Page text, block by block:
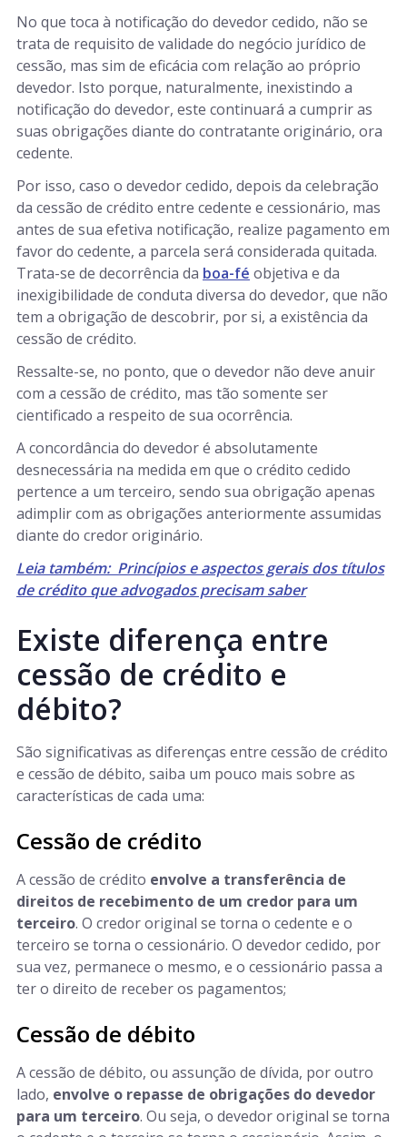
No que toca à notificação do devedor cedido, não se
trata de requisito de validade do negócio jurídico de
cessão, mas sim de eficácia com relação ao próprio
devedor. Isto porque, naturalmente, inexistindo a
notificação do devedor, este continuará a cumprir as
suas obrigações diante do contratante originário, ora
cedente.
Por isso, caso o devedor cedido, depois da celebração
da cessão de crédito entre cedente e cessionário, mas
antes de sua efetiva notificação, realize pagamento em
favor do cedente, a parcela será considerada quitada.
Trata-se de decorrência da boa-fé objetiva e da
inexigibilidade de conduta diversa do devedor, que não
tem a obrigação de descobrir, por si, a existência da
cessão de crédito.
Ressalte-se, no ponto, que o devedor não deve anuir
com a cessão de crédito, mas tão somente ser
cientificado a respeito de sua ocorrência.
A concordância do devedor é absolutamente
desnecessária na medida em que o crédito cedido
pertence a um terceiro, sendo sua obrigação apenas
adimplir com as obrigações anteriormente assumidas
diante do credor originário.
Leia também: Princípios e aspectos gerais dos títulos
de crédito que advogados precisam saber
Existe diferença entre
cessão de crédito e
débito?
São significativas as diferenças entre cessão de crédito
e cessão de débito, saiba um pouco mais sobre as
características de cada uma:
Cessão de crédito
A cessão de crédito envolve a transferência de
direitos de recebimento de um credor para um
terceiro. O credor original se torna o cedente e o
terceiro se torna o cessionário. O devedor cedido, por
sua vez, permanece o mesmo, e o cessionário passa a
ter o direito de receber os pagamentos;
Cessão de débito
A cessão de débito, ou assunção de dívida, por outro
lado, envolve o repasse de obrigações do devedor
para um terceiro. Ou seja, o devedor original se torna